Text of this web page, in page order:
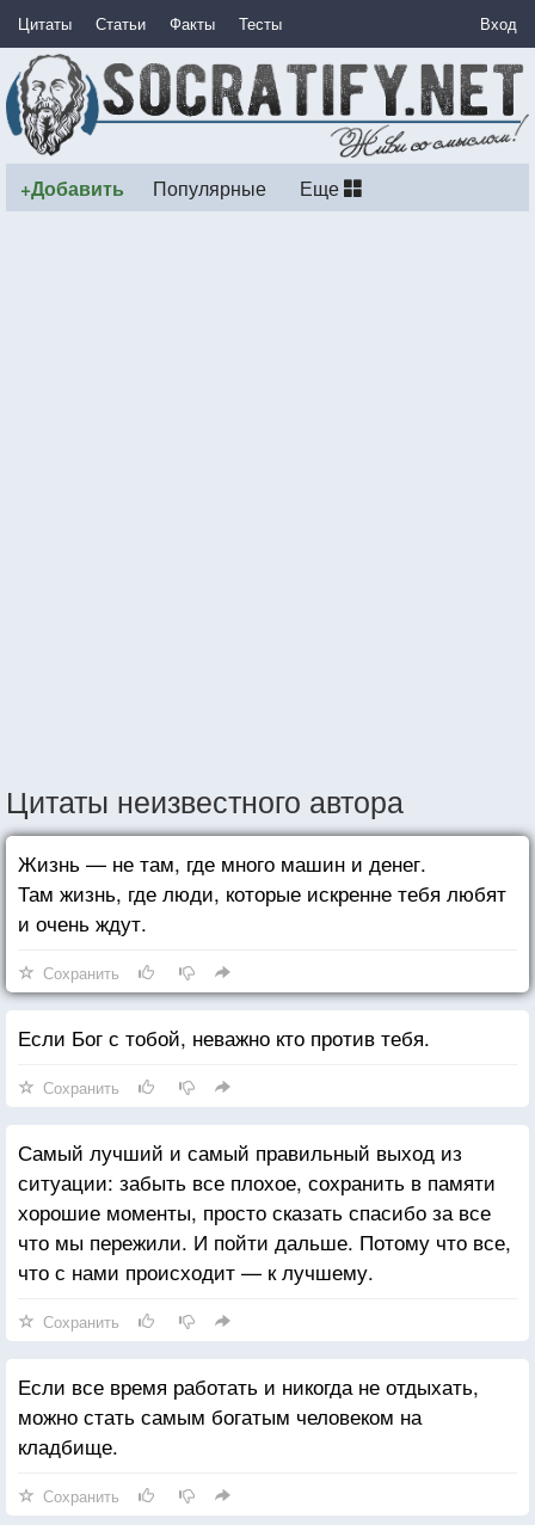
Цитаты Статьи Факты Тесты Вход
+Добавить Популярные Еще
Цитаты неизвестного автора
Жизнь — не там, где много машин и денег.
Там жизнь, где люди, которые искренне тебя любят
и очень ждут.
Сохранить
Если Бог с тобой, неважно кто против тебя.
Сохранить
Самый лучший и самый правильный выход из
ситуации: забыть все плохое, сохранить в памяти
хорошие моменты, просто сказать спасибо за все
что мы пережили. И пойти дальше. Потому что все,
что с нами происходит — к лучшему.
Сохранить
Если все время работать и никогда не отдыхать,
можно стать самым богатым человеком на
кладбище.
Сохранить